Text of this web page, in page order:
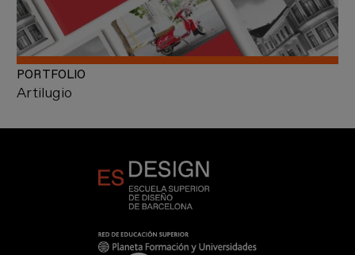
Artilugio
PORTFOLIO